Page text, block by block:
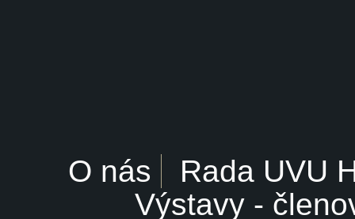
O nás
Rada UVU
Výstavy -